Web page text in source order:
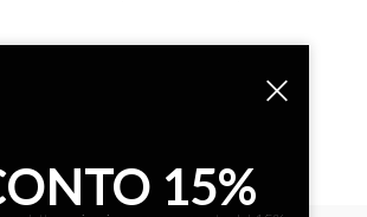
- PUNTA ALA (GR) GRACE BTQ
15%